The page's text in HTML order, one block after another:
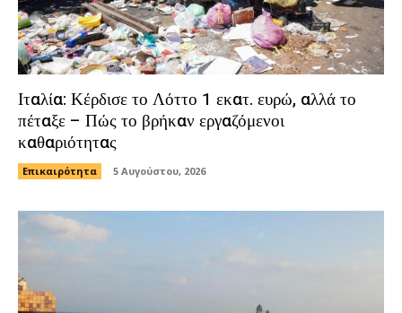
Ιταλία: Κέρδισε το Λόττο 1 εκατ. ευρώ, αλλά το
πέταξε – Πώς το βρήκαν εργαζόμενοι
καθαριότητας
Επικαιρότητα 5 Αυγούστου, 2026